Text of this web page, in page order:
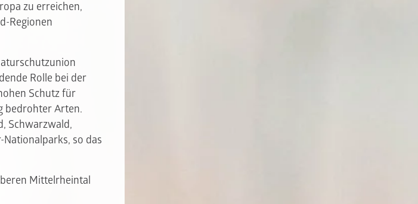
zu erreichen,
Regionen
Rolle bei der
Schutz für
bedrohter Arten.
Schwarzwald,
Nationalparks, so das
Mittelrheintal